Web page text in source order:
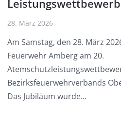
Leistungswettbewerb
28. März 2026
Am Samstag, den 28. März
Feuerwehr Amberg am 20.
Bezirksfeuerwehrverbands
Das Jubiläum wurde…